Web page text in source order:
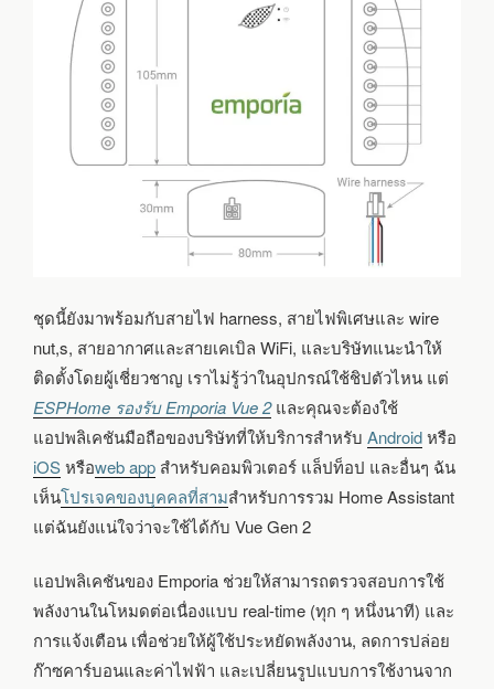
ชุดนี้ยังมาพร้อมกับสายไฟ harness, สายไฟพิเศษและ wire
nut,s, สายอากาศและสายเคเบิล WiFi, และบริษัทแนะนำให้
ติดตั้งโดยผู้เชี่ยวชาญ เราไม่รู้ว่าในอุปกรณ์ใช้ชิปตัวไหน แต่
ESPHome รองรับ Emporia Vue 2และคุณจะต้องใช้
แอปพลิเคชันมือถือของบริษัทที่ให้บริการสำหรับ Androidหรือ
iOSหรือweb app สำหรับคอมพิวเตอร์ แล็ปท็อป และอื่นๆ ฉัน
เห็นโปรเจคของบุคคลที่สามสำหรับการรวม Home Assistant
แต่ฉันยังแน่ใจว่าจะใช้ได้กับ Vue Gen 2
แอปพลิเคชันของ Emporia ช่วยให้สามารถตรวจสอบการใช้
พลังงานในโหมดต่อเนื่องแบบ real-time (ทุก ๆ หนึ่งนาที) และ
การแจ้งเตือน เพื่อช่วยให้ผู้ใช้ประหยัดพลังงาน, ลดการปล่อย
ก๊าซคาร์บอนและค่าไฟฟ้า และเปลี่ยนรูปแบบการใช้งานจาก